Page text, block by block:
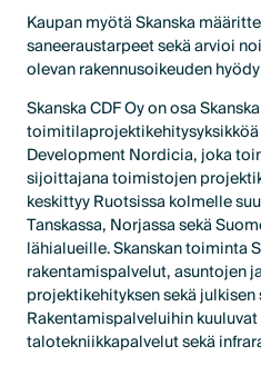
Kaupan myötä Skanska
saneeraustarpeet sekä arvioi
olevan rakennusoikeuden
Skanska CDF Oy on osa
Development Nordicia, joka
sijoittajana toimistojen
keskittyy Ruotsissa kolmelle
Tanskassa, Norjassa sekä
lähialueille. Skanskan toiminta
rakentamispalvelut, asuntojen
projektikehityksen sekä
Rakentamispalveluihin
talotekniikkapalvelut sekä